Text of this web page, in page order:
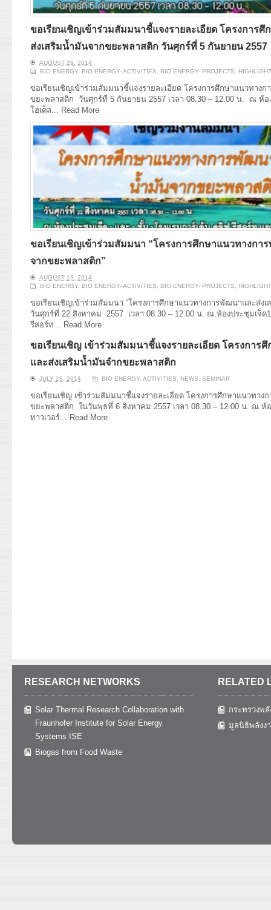
ขอเรียนเชิญเข้าร่วมสัมมนาชี้แจงรายละเอียด โครงการ
ส่งเสริมน้ำมันจากขยะพลาสติก วันศุกร์ที่ 5 กันยายน 2557
AUGUST 29, 2014
BIO ENERGY, BIO ENERGY- ACTIVITIES, BIO ENERGY- PROJECTS,
ขอเรียนเชิญเข้าร่วมสัมมนาชี้แจงรายละเอียด โครงการศึกษาแนวทาง
ขยะพลาสติก วันศุกร์ที่ 5 กันยายน 2557 เวลา 08.30 – 12.00 น. ณ ห้อ
โฮเต็ล... Read More
ขอเรียนเชิญเข้าร่วมสัมมนา “โครงการศึกษาแนวทางกา
จากขยะพลาสติก”
AUGUST 19, 2014
BIO ENERGY
BIO ENERGY- ACTIVITIES BIO ENERGY- PROJECTS
ขอเรียนเชิญเข้าร่วมสัมมนา “โครงการศึกษาแนวทางการพัฒนาและส่ง
วันศุกร์ที่ 22 สิงหาคม 2557 เวลา 08.30 – 12.00 น. ณ.ห้องประชุมเจ็ด
รีสอร์ท...
Read More
ขอเรียนเชิญ เข้าร่วมสัมมนาชี้แจงรายละเอียด โครงการ
และส่งเสริมน้ำมันจำกขยะพลาสติก
JULY 28, 2014 BIO ENERGY- ACTIVITIES NEWS SEMINAR
ขอเรียนเชิญ เข้าร่วมสัมมนาชี้แจงรายละเอียด โครงการศึกษาแนวทาง
ขยะพลาสติก ในวันพุธที่ 6 สิงหาคม 2557 เวลา 08.30 – 12.00 น. ณ ห้
ทาวเวอร์...
Read More
RESEARCH NETWORKS
Solar Thermal Research Collaboration with
Fraunhofer Institute for Solar Energy
Systems ISE
Biogas from Food Waste
RELATED
กระทรวงพลั
มูลนิธิพลังง